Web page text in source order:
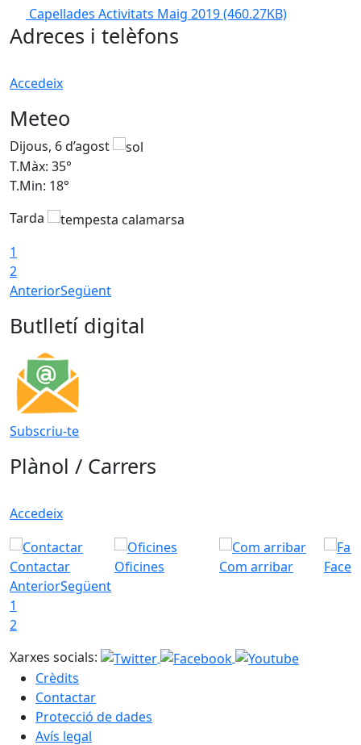
Capellades Activitats Maig 2019(460.27KB)
Adreces i telèfons
Accedeix
Meteo
Dijous, 6 d’agost
T.Màx: 35°
T.Min: 18°
Tarda
1
2
AnteriorSegüent
Butlletí digital
Subscriu-te
Plànol / Carrers
Accedeix
Contactar Oficines Com arribar
AnteriorSegüent
1
2
Xarxes socials:
Crèdits
Contactar
Protecció de dades
Avís legal